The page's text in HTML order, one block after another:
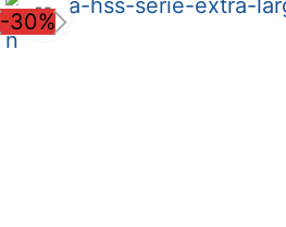
-30%
Haga clic para ampliar